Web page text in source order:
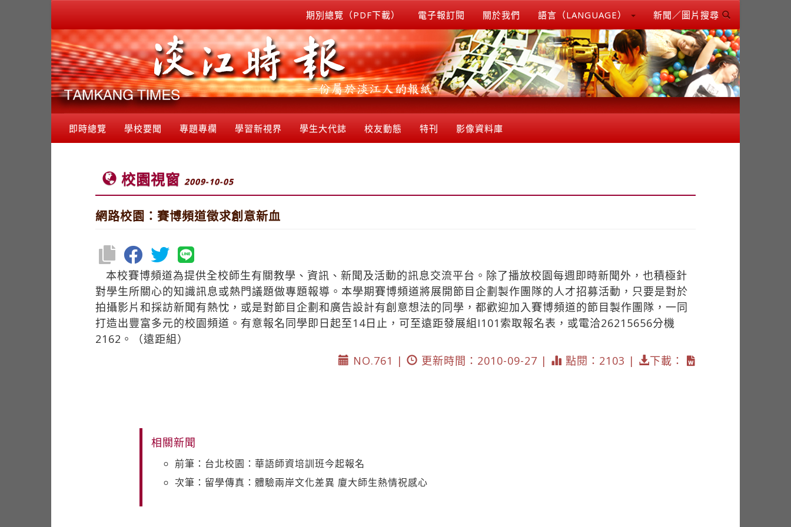
期別總覽（PDF下載） 電子報訂閱 關於我們 語言（LANGUAGE） 新聞／圖片搜尋
即時總覽 學校要聞 專題專欄 學習新視界 學生大代誌 校友動態 特刊 影像資料庫
校園視窗 2009-10-05
網路校園：賽博頻道徵求創意新血
本校賽博頻道為提供全校師生有關教學、資訊、新聞及活動的訊息交流平台。除了播放校園每週即時新聞外，也積極針
對學生所關心的知識訊息或熱門議題做專題報導。本學期賽博頻道將展開節目企劃製作團隊的人才招募活動，只要是對於
拍攝影片和採訪新聞有熱忱，或是對節目企劃和廣告設計有創意想法的同學，都歡迎加入賽博頻道的節目製作團隊，一同
打造出豐富多元的校園頻道。有意報名同學即日起至14日止，可至遠距發展組I101索取報名表，或電洽26215656分機
2162。（遠距組）
NO.761 |
更新時間：2010-09-27 | 點閱：2103 | 下載：
相關新聞
前筆：台北校園：華語師資培訓班今起報名
次筆：留學傳真：體驗兩岸文化差異 廈大師生熱情祝感心